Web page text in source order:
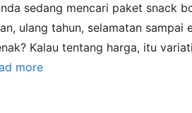
sedang mencari paket snack
ulang tahun, selamatan
Kalau tentang harga, itu
more